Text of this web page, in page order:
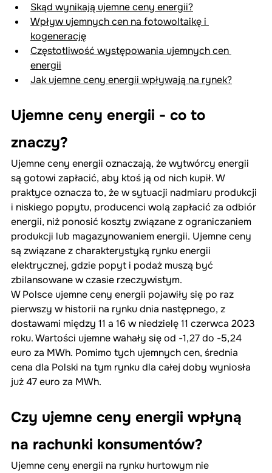
Skąd wynikają ujemne ceny energii?
Wpływ ujemnych cen na fotowoltaikę i
kogenerację
Częstotliwość występowania ujemnych cen
energii
Jak ujemne ceny energii wpływają na rynek?
Ujemne ceny energii - co to
znaczy?
Ujemne ceny energii oznaczają, że wytwórcy energii
są gotowi zapłacić, aby ktoś ją od nich kupił. W
praktyce oznacza to, że w sytuacji nadmiaru produkcji
i niskiego popytu, producenci wolą zapłacić za odbiór
energii, niż ponosić koszty związane z ograniczaniem
produkcji lub magazynowaniem energii. Ujemne ceny
są związane z charakterystyką rynku energii
elektrycznej, gdzie popyt i podaż muszą być
zbilansowane w czasie rzeczywistym.
W Polsce ujemne ceny energii pojawiły się po raz
pierwszy w historii na rynku dnia następnego, z
dostawami między 11 a 16 w niedzielę 11 czerwca 2023
roku. Wartości ujemne wahały się od -1,27 do -5,24
euro za MWh. Pomimo tych ujemnych cen, średnia
cena dla Polski na tym rynku dla całej doby wyniosła
już 47 euro za MWh.
Czy ujemne ceny energii wpłyną
na rachunki konsumentów?
Ujemne ceny energii na rynku hurtowym nie